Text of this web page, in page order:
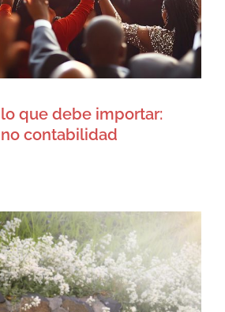
Artículos
que debe importar:
contabilidad
debemos preparar